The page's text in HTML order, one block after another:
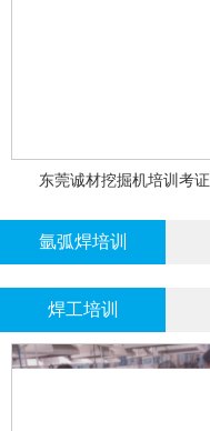
东莞诚材挖掘机培训考证
氩弧焊培训
焊工培训